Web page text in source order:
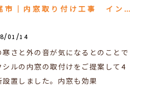
八尾市｜内窓取り付け工事 インプラス
01/14
寒さと外の音が気になるとのことで
シルの内窓の取付けをご提案して4
設置しました。内窓も効果